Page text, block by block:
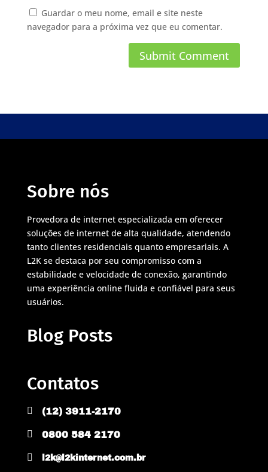
Guardar o meu nome, email e site neste
navegador para a próxima vez que eu comentar.
Sobre nós
Provedora de internet especializada em oferecer
soluções de internet de alta qualidade, atendendo
tanto clientes residenciais quanto empresariais. A
L2K se destaca por seu compromisso com a
estabilidade e velocidade de conexão, garantindo
uma experiência online fluida e confiável para seus
usuários.
Blog Posts
Contatos
 (12) 3911-2170
 0800 584 2170
 l2k@l2kinternet.com.br